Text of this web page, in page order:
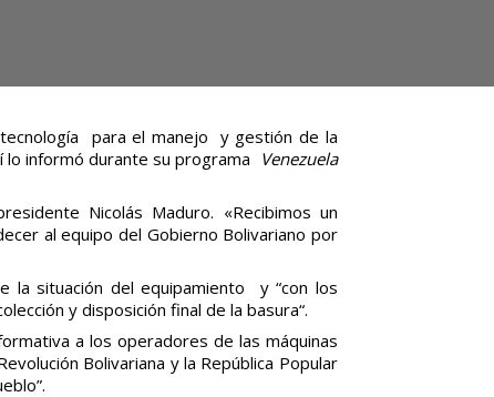
tecnología para el manejo y gestión de la
lo informó durante su programa Venezuela
Nicolás Maduro. «Recibimos un
al equipo del Gobierno Bolivariano por
la situación del equipamiento y “con los
y disposición final de la basura“.
a los operadores de las máquinas
Bolivariana y la República Popular